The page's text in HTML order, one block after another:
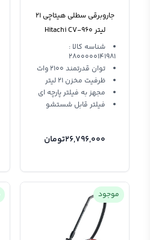
جاروبرقی سطلی هیتاچی 21
لیتر Hitachi CV-960
شناسه کالا :
2800000141981
توان قدرتمند 2100 وات
ظرفیت مخزن 21 لیتر
مجهز به فیلتر پارچه ای
فیلتر قابل شستشو
26,796,000تومان
موجود